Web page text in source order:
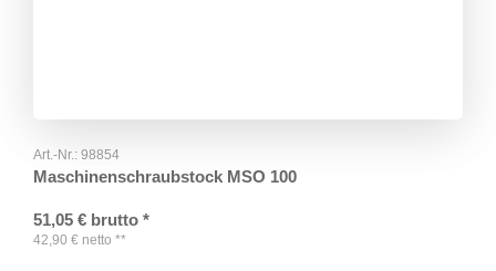
Art.-Nr.: 98854
Maschinenschraubstock MSO 100
51,05 € brutto *
42,90 € netto **